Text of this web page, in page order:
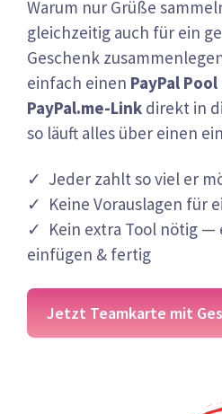
Warum nur Grüße
gleichzeitig auch für ein
Geschenk
einfach einen PayPal Pool
PayPal.me-Link direkt in
so läuft alles über einen
✓ Jeder zahlt so viel er
✓ Keine Vorauslagen für
✓ Kein extra Tool nötig —
einfügen & fertig
Jetzt Teamkarte mit